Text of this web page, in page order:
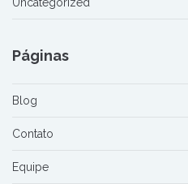
Uncategorized
Páginas
Blog
Contato
Equipe